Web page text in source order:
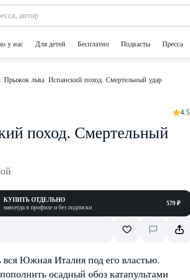
у нас Для детей Бесплатно Подкасты Пресса
Прыжок льва. Испанский поход. Смертельный удар
4.5
поход. Смертельный
КУПИТЬ ОТДЕЛЬНО
навсегда в профиле и без подписки
579 ₽
Южная Италия под его властью.
осадный обоз катапультами